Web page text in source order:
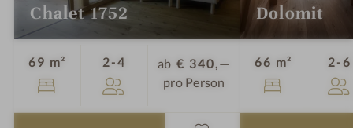
Chalet 1752
69 m² 2-4 Personen
ab € 340,—
pro Person
Dolomit
66 m² 2-6